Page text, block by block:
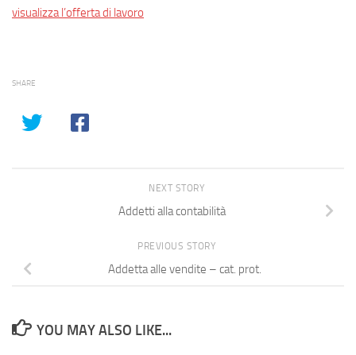
visualizza l’offerta di lavoro
SHARE
NEXT STORY
Addetti alla contabilità
PREVIOUS STORY
Addetta alle vendite – cat. prot.
YOU MAY ALSO LIKE...